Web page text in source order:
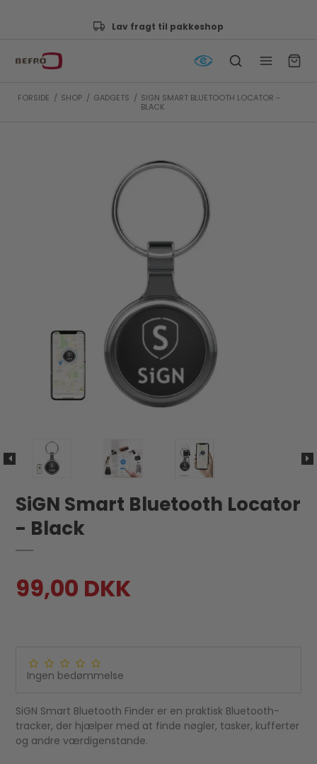
Godkendt af e-mærket
FORSIDE / SHOP / GADGETS / SIGN SMART BLUETOOTH LOCATOR -
BLACK
SiGN Smart Bluetooth Locator
- Black
99,00 DKK
Ingen bedømmelse
SiGN Smart Bluetooth Finder er en praktisk Bluetooth-
tracker, der hjælper med at finde nøgler, tasker, kufferter
og andre værdigenstande.